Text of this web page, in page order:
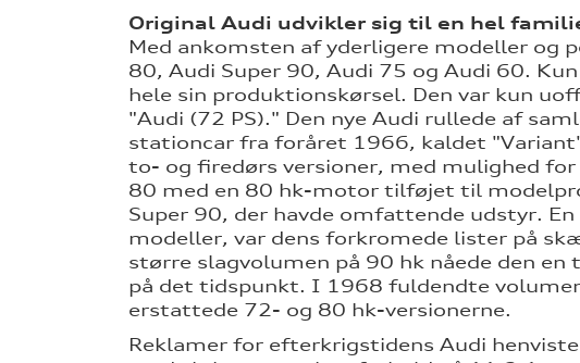
Original Audi udvikler sig til en hel
Med ankomsten af yderligere modeller og
80, Audi Super 90, Audi 75 og Audi 60.
hele sin produktionskørsel. Den var kun
"Audi (72 PS)." Den nye Audi rullede af
stationcar fra foråret 1966, kaldet
to- og firedørs versioner, med mulighed
80 med en 80 hk-motor tilføjet til
Super 90, der havde omfattende udstyr.
modeller, var dens forkromede lister på
større slagvolumen på 90 hk nåede den
på det tidspunkt. I 1968 fuldendte
erstattede 72- og 80 hk-versionerne.
Reklamer for efterkrigstidens Audi